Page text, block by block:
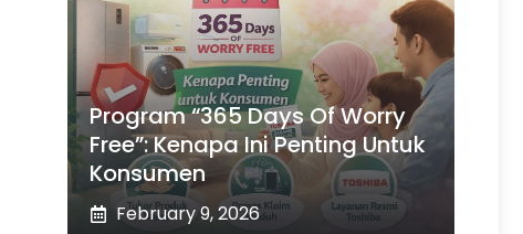
Program “365 Days Of Worry
Free”: Kenapa Ini Penting Untuk
Konsumen
February 9, 2026